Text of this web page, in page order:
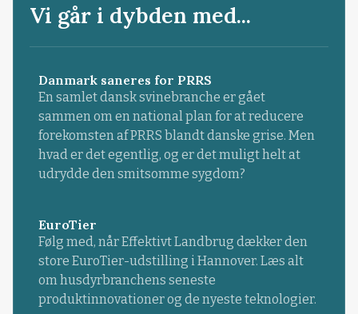
Vi går i dybden med...
Danmark saneres for PRRS
En samlet dansk svinebranche er gået
sammen om en national plan for at reducere
forekomsten af PRRS blandt danske grise. Men
hvad er det egentlig, og er det muligt helt at
udrydde den smitsomme sygdom?
EuroTier
Følg med, når Effektivt Landbrug dækker den
store EuroTier-udstilling i Hannover. Læs alt
om husdyrbranchens seneste
produktinnovationer og de nyeste teknologier.